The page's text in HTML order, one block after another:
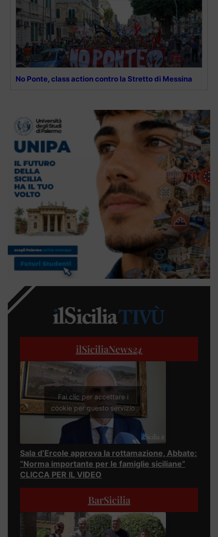
No Ponte, class action contro la Stretto di Messina
ilSiciliaNews24
Fai clic per accettare i
cookie per questo servizio
Sala d’Ercole approva la rottamazione, Abbate:
“Norma importante per le famiglie siciliane”
CLICCA PER IL VIDEO
BarSicilia